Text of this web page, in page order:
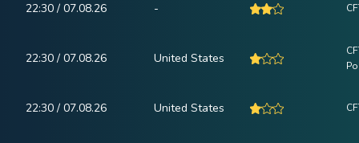
22:30 / 07.08.26 -
22:30 / 07.08.26 United States
22:30 / 07.08.26 United States